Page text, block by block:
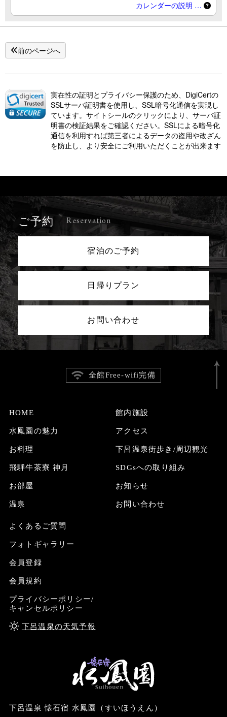
カレンダーの説明 …
前のページへ
実在性の証明とプライバシー保護のため、DigiCertの
SSLサーバ証明書を使用し、SSL暗号化通信を実現し
ています。サイトシールのクリックにより、サーバ証
明書の検証結果をご確認ください。SSLによる暗号化
通信を利用すれば第三者によるデータの盗用や改ざん
を防止し、より安全にご利用いただくことが出来ます
ご予約 Reservation
宿泊のご予約
日帰りプラン
お問い合わせ
下呂温泉 懐石宿 水鳳園（すいほうえん）
全館Free-wifi完備
HOME
水鳳園の魅力
お料理
飛騨牛茶寮 神月
お部屋
温泉
館内施設
アクセス
下呂温泉街歩き/周辺観光
SDGsへの取り組み
お知らせ
お問い合わせ
よくあるご質問
フォトギャラリー
会員登録
会員規約
プライバシーポリシー/
キャンセルポリシー
下呂温泉の天気予報